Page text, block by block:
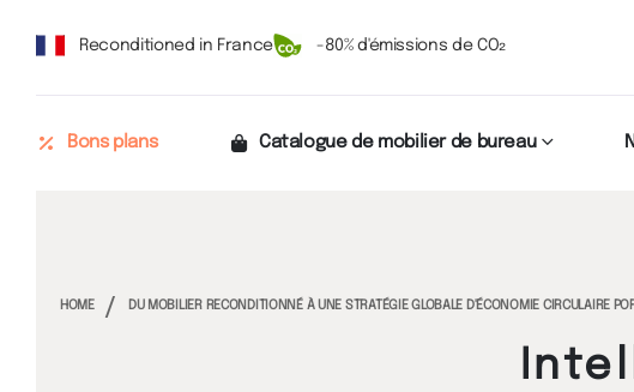
Reconditioned in France -80% d'émissions de CO₂
Bons plans Catalogue de mobilier de bureau
HOME DU MOBILIER RECONDITIONNÉ À UNE STRATÉGIE GLOBALE D'ÉCONOMIE CIRCULAIRE